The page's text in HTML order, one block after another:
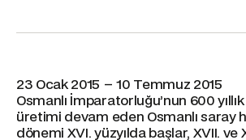
23 Ocak 2015 – 10 Temmuz 2015
Osmanlı İmparatorluğu’nun 600
üretimi devam eden Osmanlı saray
dönemi XVI. yüzyılda başlar, XVII. ve